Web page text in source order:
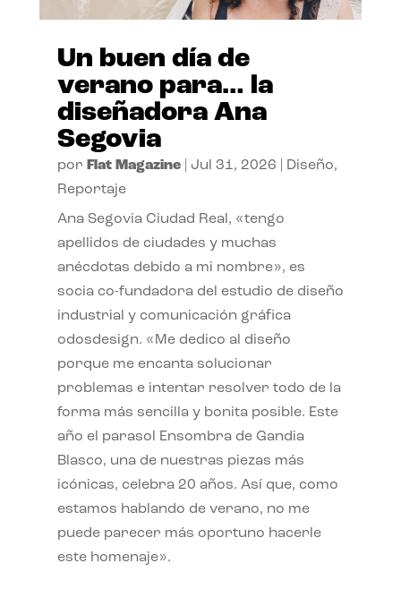
Un buen día de
verano para… la
diseñadora Ana
Segovia
por Flat Magazine| Jul 31, 2026 Diseño,
Reportaje
Ana Segovia Ciudad Real, «tengo
apellidos de ciudades y muchas
anécdotas debido a mi nombre», es
socia co-fundadora del estudio de diseño
industrial y comunicación gráfica
odosdesign. «Me dedico al diseño
porque me encanta solucionar
problemas e intentar resolver todo de la
forma más sencilla y bonita posible. Este
año el parasol Ensombra de Gandia
Blasco, una de nuestras piezas más
icónicas, celebra 20 años. Así que, como
estamos hablando de verano, no me
puede parecer más oportuno hacerle
este homenaje».